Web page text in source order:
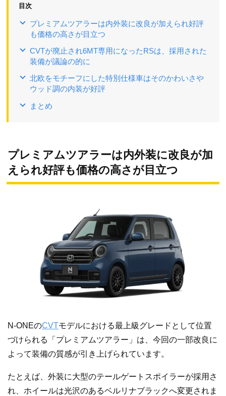
目次
プレミアムツアラーは内外装に改良が加えられ好評
も価格の高さが目立つ
CVTが廃止され6MT専用になったRSは、採用された
装備が議論の的に
北欧をモチーフにした特別仕様車はそのかわいさや
ウッド調の内装が好評
まとめ
プレミアムツアラーは内外装に改良が加
えられ好評も価格の高さが目立つ
N-ONEのCVTモデルにおける最上級グレードとして位置
づけられる「プレミアムツアラー」は、今回の一部改良に
よって装備の質感が引き上げられています。
たとえば、外装に大型のテールゲートスポイラーが採用さ
れ、ホイールは光沢のあるベルリナブラックへ変更されま